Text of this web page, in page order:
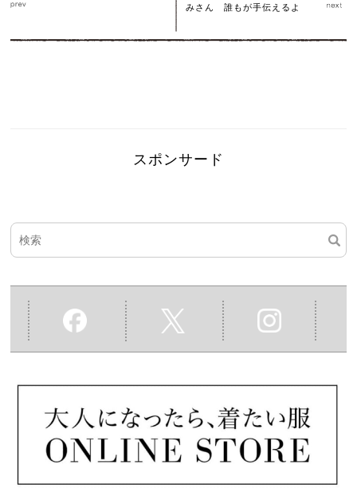
みさん 誰もが手伝えるよ
スポンサード